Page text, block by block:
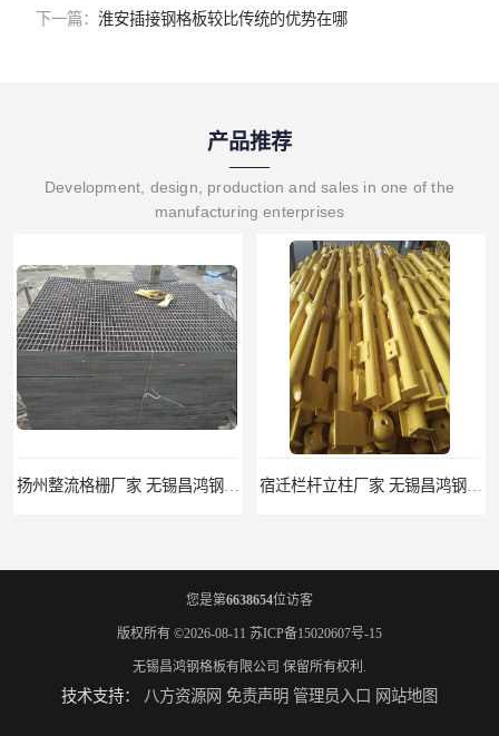
下一篇： 淮安插接钢格板较比传统的优势在哪
产品推荐
Development, design, production and sales in one of the
manufacturing enterprises
您是第6638654位访客
版权所有 ©2026-08-11 苏ICP备15020607号-15
无锡昌鸿钢格板有限公司 保留所有权利.
技术支持： 八方资源网 免责声明 管理员入口 网站地图